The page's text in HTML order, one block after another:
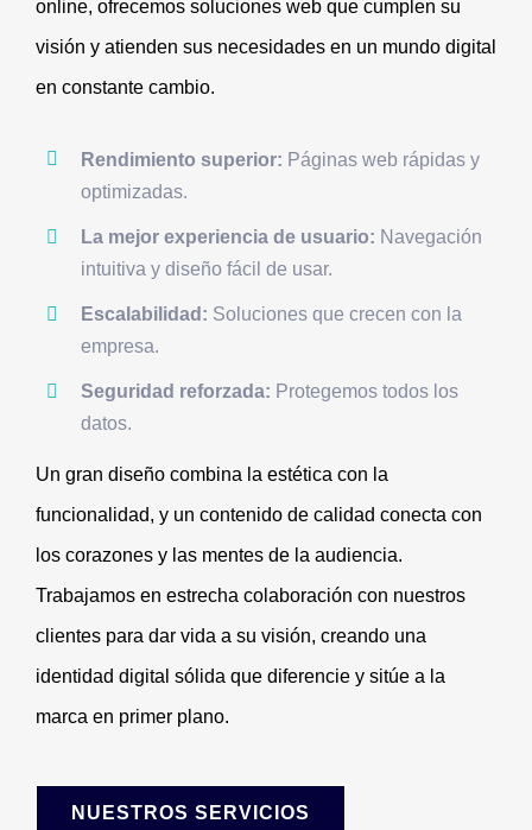
online, ofrecemos soluciones web que cumplen su
visión y atienden sus necesidades en un mundo digital
en constante cambio.
Rendimiento superior: Páginas web rápidas y
optimizadas.
La mejor experiencia de usuario: Navegación
intuitiva y diseño fácil de usar.
Escalabilidad: Soluciones que crecen con la
empresa.
Seguridad reforzada: Protegemos todos los
datos.
Un gran diseño combina la estética con la
funcionalidad, y un contenido de calidad conecta con
los corazones y las mentes de la audiencia.
Trabajamos en estrecha colaboración con nuestros
clientes para dar vida a su visión, creando una
identidad digital sólida que diferencie y sitúe a la
marca en primer plano.
NUESTROS SERVICIOS